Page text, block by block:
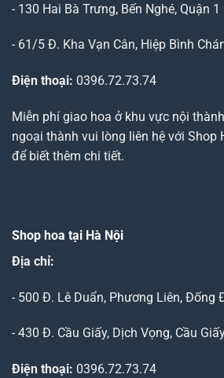
- 130 Hai Bà Trưng, Bến Nghé, Quận 1
- 61/5 Đ. Kha Vạn Cân, Hiệp Bình
Điện thoại: 0396.72.73.74
Miễn phí giao hoa ở khu vực nội
ngoại thành vui lòng liên hệ với Shop
để biết thêm chi tiết.
Shop hoa tại Hà Nội
Địa chỉ:
- 500 Đ. Lê Duẩn, Phương Liên, Đống
- 430 Đ. Cầu Giấy, Dịch Vọng, Cầu
Điện thoại: 0396.72.73.74